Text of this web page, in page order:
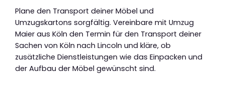
Plane den Transport deiner Möbel und
Umzugskartons sorgfältig. Vereinbare mit Umzug
Maier aus Köln den Termin für den Transport deiner
Sachen von Köln nach Lincoln und kläre, ob
zusätzliche Dienstleistungen wie das Einpacken und
der Aufbau der Möbel gewünscht sind.